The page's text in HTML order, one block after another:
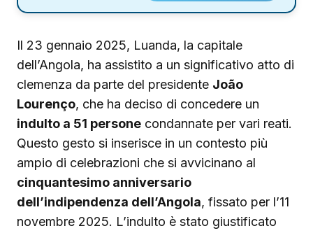
Il 23 gennaio 2025, Luanda, la capitale
dell’Angola, ha assistito a un significativo atto di
clemenza da parte del presidente João
Lourenço, che ha deciso di concedere un
indulto a 51 persone condannate per vari reati.
Questo gesto si inserisce in un contesto più
ampio di celebrazioni che si avvicinano al
cinquantesimo anniversario
dell’indipendenza dell’Angola, fissato per l’11
novembre 2025. L’indulto è stato giustificato